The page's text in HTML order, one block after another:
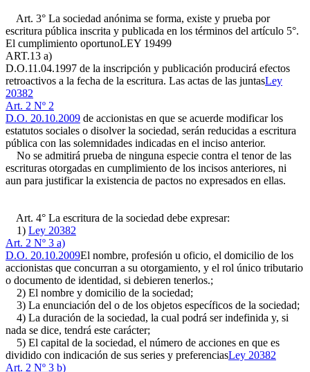
Art. 3° La sociedad anónima se forma, existe y prueba por
escritura pública inscrita y publicada en los términos del artículo 5°.
El cumplimiento oportunoLEY 19499
ART.13 a)
D.O.11.04.1997 de la inscripción y publicación producirá efectos
retroactivos a la fecha de la escritura. Las actas de las juntasLey
20382
Art. 2 Nº 2
D.O. 20.10.2009 de accionistas en que se acuerde modificar los
estatutos sociales o disolver la sociedad, serán reducidas a escritura
pública con las solemnidades indicadas en el inciso anterior.
No se admitirá prueba de ninguna especie contra el tenor de las
escrituras otorgadas en cumplimiento de los incisos anteriores, ni
aun para justificar la existencia de pactos no expresados en ellas.
Art. 4° La escritura de la sociedad debe expresar:
1) Ley 20382
Art. 2 Nº 3 a)
D.O. 20.10.2009El nombre, profesión u oficio, el domicilio de los
accionistas que concurran a su otorgamiento, y el rol único tributario
o documento de identidad, si debieren tenerlos.;
2) El nombre y domicilio de la sociedad;
3) La enunciación del o de los objetos específicos de la sociedad;
4) La duración de la sociedad, la cual podrá ser indefinida y, si
nada se dice, tendrá este carácter;
5) El capital de la sociedad, el número de acciones en que es
dividido con indicación de sus series y preferenciasLey 20382
Art. 2 Nº 3 b)